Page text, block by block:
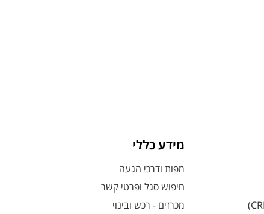
מידע כללי
מפות ודרכי הגעה
חיפוש סגל ופרטי קשר
מכרזים - רכש ובינוי